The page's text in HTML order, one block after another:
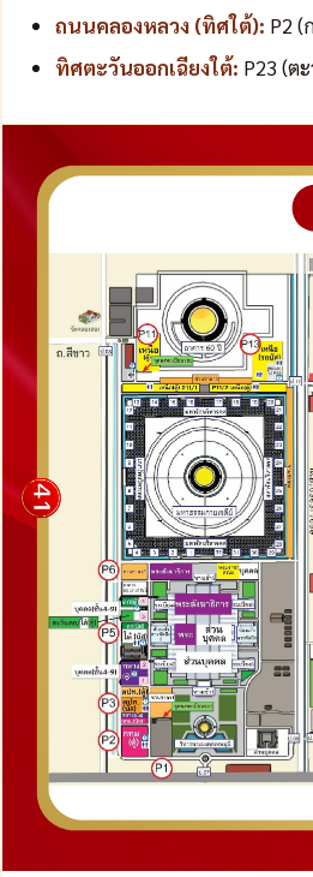
ถนนคลองหลวง (ทิศใต้): P2
ทิศตะวันออกเฉียงใต้: P23 (ต